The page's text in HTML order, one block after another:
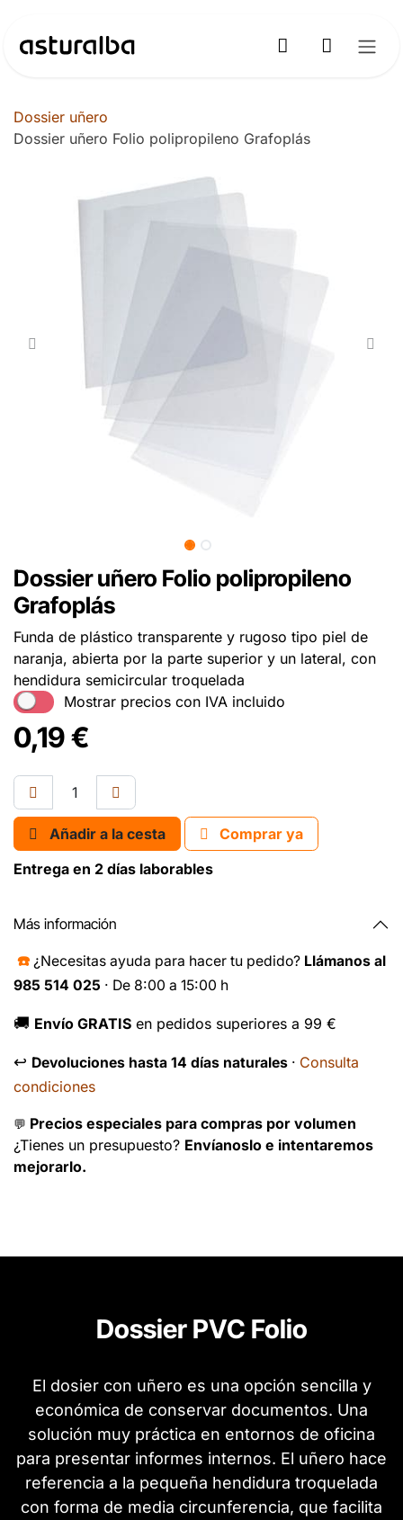
Dossier uñero
Dossier uñero Folio polipropileno Grafoplás
Dossier uñero Folio polipropileno
Grafoplás
Funda de plástico transparente y rugoso tipo piel de
naranja, abierta por la parte superior y un lateral, con
hendidura semicircular troquelada
Mostrar precios con IVA incluido
0,19€
Añadir a la cesta
Comprar ya
Entrega en 2 días laborables
Más información
☎️ ¿Necesitas ayuda para hacer tu pedido? Llámanos al
985 514 025 · De 8:00 a 15:00 h
🚚 Envío GRATIS en pedidos superiores a 99 €
↩️ Devoluciones hasta 14 días naturales · Consulta
condiciones
💬 Precios especiales para compras por volumen
¿Tienes un presupuesto? Envíanoslo e intentaremos
mejorarlo.
Dossier PVC Folio
El dosier con uñero es una opción sencilla y
económica de conservar documentos. Una
solución muy práctica en entornos de oficina
para presentar informes internos. El uñero hace
referencia a la pequeña hendidura troquelada
con forma de media circunferencia, que facilita